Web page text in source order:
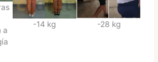
a
-14 kg -28 kg